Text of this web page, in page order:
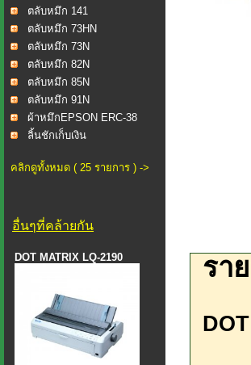
ตลับหมึก 141
ตลับหมึก 73HN
ตลับหมึก 73N
ตลับหมึก 82N
ตลับหมึก 85N
ตลับหมึก 91N
ผ้าหมึกEPSON ERC-38
ลิ้นชักเก็บเงิน
คลิกดูทั้งหมด ( 25 รายการ ) ->
อื่นๆที่คล้ายกัน
DOT MATRIX LQ-2190 รา